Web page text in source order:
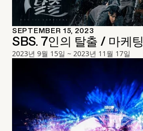
SEPTEMBER 15, 2023
SBS. 7인의 탈출 / 마케팅
2023년 9월 15일 ~ 2023년 11월 17일